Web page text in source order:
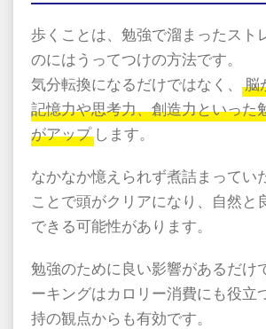
歩くことは、勉強で溜まったスト
のにはうってつけの方法です。
気分転換になるだけではなく、
脳
記憶力や思考力、創造力といった
がアップ します。
なかなか憶えられず煮詰まってい
ことで頭がクリアになり、自然と
できる可能性があります。
勉強のために良い影響があるだけ
ーキングはカロリー消費にも役立
持の観点からも有効です。